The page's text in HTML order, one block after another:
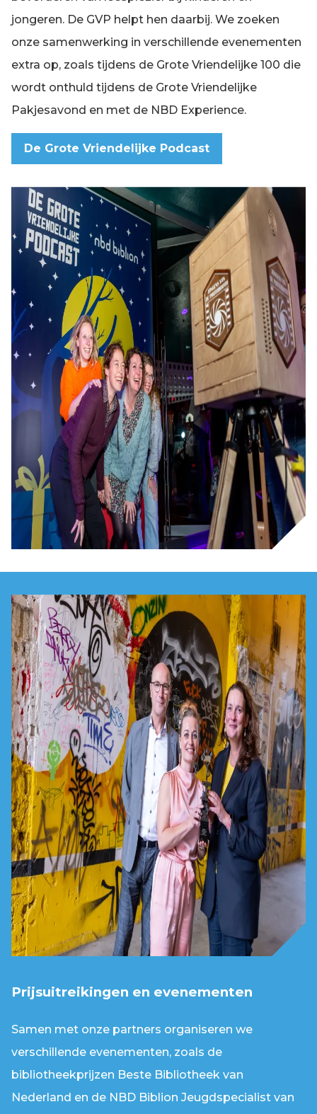
jongeren. De GVP helpt hen daarbij. We zoeken
onze samenwerking in verschillende evenementen
extra op, zoals tijdens de Grote Vriendelijke 100 die
wordt onthuld tijdens de Grote Vriendelijke
Pakjesavond en met de NBD Experience.
De Grote Vriendelijke Podcast
Prijsuitreikingen en evenementen
Samen met onze partners organiseren we
verschillende evenementen, zoals de
bibliotheekprijzen Beste Bibliotheek van
Nederland en de NBD Biblion Jeugdspecialist van